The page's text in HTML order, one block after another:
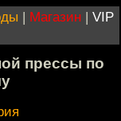
| Магазин | VIP
прессы по